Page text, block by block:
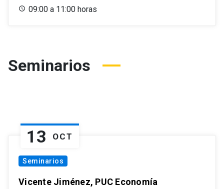
09:00 a 11:00 horas
Seminarios
13 OCT
Seminarios
Vicente Jiménez, PUC Economía